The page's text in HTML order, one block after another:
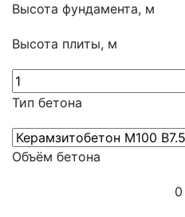
Высота фундамента, м
Высота плиты, м
Тип бетона
Объём бетона
0